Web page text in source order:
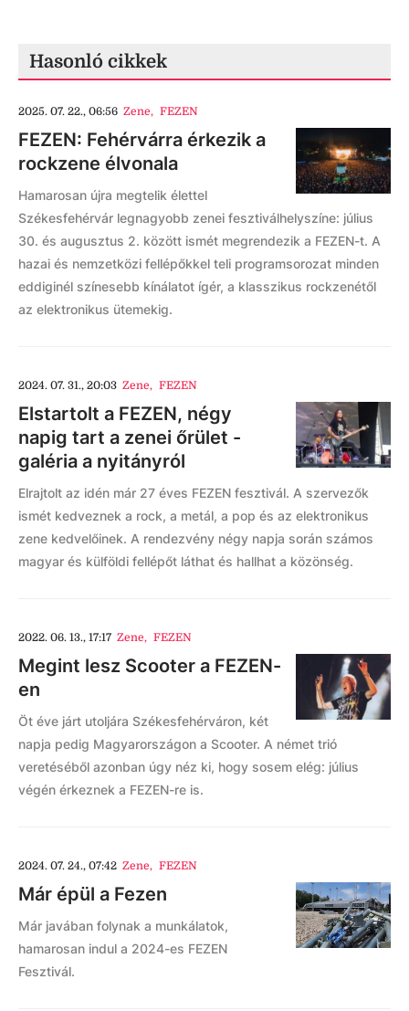
Hasonló cikkek
2025. 07. 22., 06:56 Zene, FEZEN
FEZEN: Fehérvárra érkezik a
rockzene élvonala
Hamarosan újra megtelik élettel
Székesfehérvár legnagyobb zenei fesztiválhelyszíne: július
30. és augusztus 2. között ismét megrendezik a FEZEN-t. A
hazai és nemzetközi fellépőkkel teli programsorozat minden
eddiginél színesebb kínálatot ígér, a klasszikus rockzenétől
az elektronikus ütemekig.
2024. 07. 31., 20:03 Zene, FEZEN
Elstartolt a FEZEN, négy
napig tart a zenei őrület -
galéria a nyitányról
Elrajtolt az idén már 27 éves FEZEN fesztivál. A szervezők
ismét kedveznek a rock, a metál, a pop és az elektronikus
zene kedvelőinek. A rendezvény négy napja során számos
magyar és külföldi fellépőt láthat és hallhat a közönség.
2022. 06. 13., 17:17 Zene, FEZEN
Megint lesz Scooter a FEZEN-
en
Öt éve járt utoljára Székesfehérváron, két
napja pedig Magyarországon a Scooter. A német trió
veretéséből azonban úgy néz ki, hogy sosem elég: július
végén érkeznek a FEZEN-re is.
2024. 07. 24., 07:42 Zene, FEZEN
Már épül a Fezen
Már javában folynak a munkálatok,
hamarosan indul a 2024-es FEZEN
Fesztivál.